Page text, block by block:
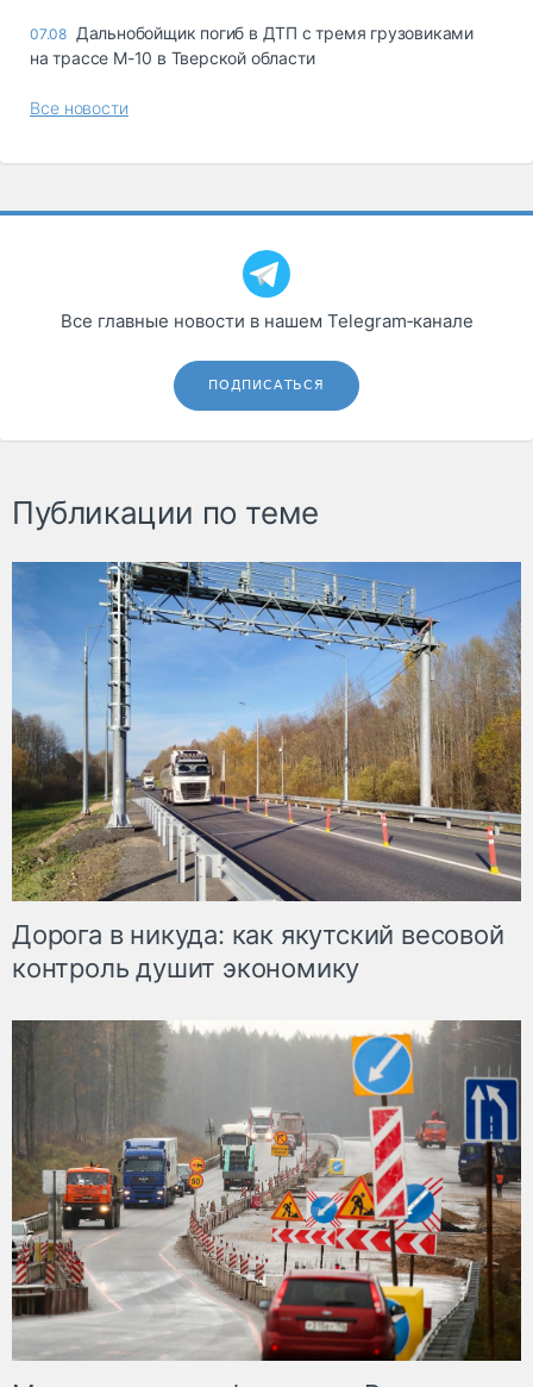
07.08 Дальнобойщик погиб в ДТП с тремя грузовиками
на трассе М-10 в Тверской области
Все новости
Все главные новости в нашем Telegram‑канале
ПОДПИСАТЬСЯ
Публикации по теме
Дорога в никуда: как якутский весовой
контроль душит экономику